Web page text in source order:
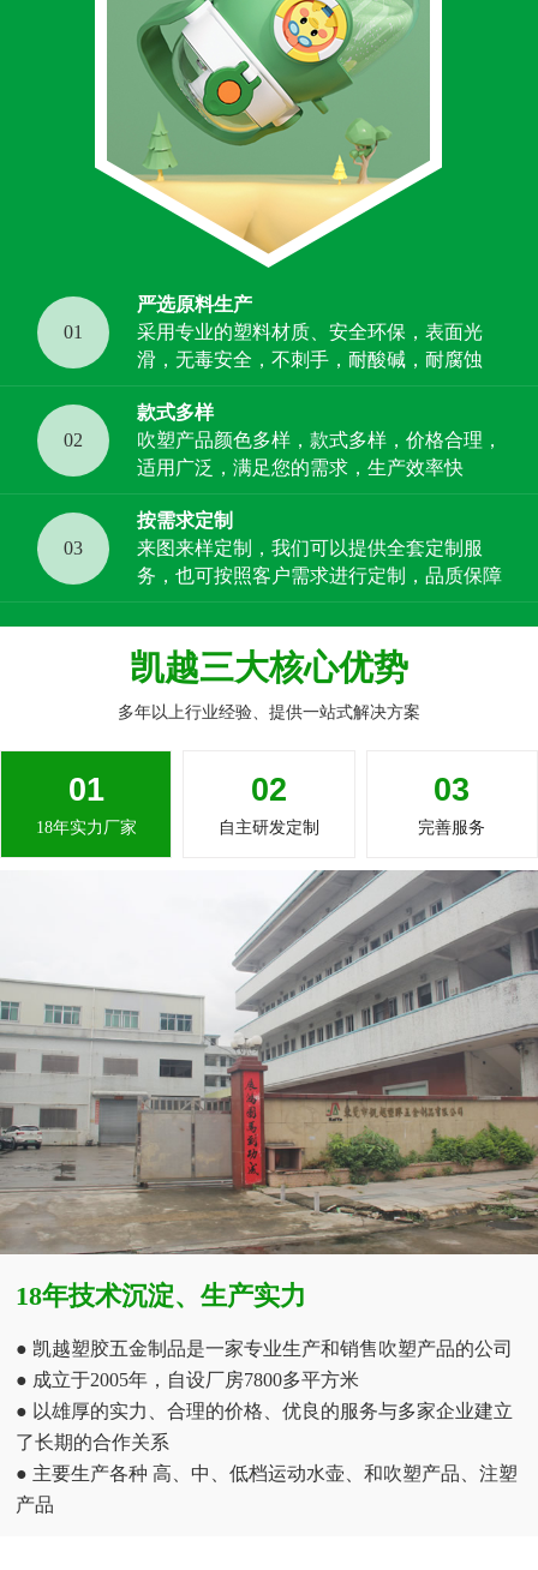
01
严选原料生产
采用专业的塑料材质、安全环保，表面光
滑，无毒安全，不刺手，耐酸碱，耐腐蚀
02
款式多样
吹塑产品颜色多样，款式多样，价格合理，
适用广泛，满足您的需求，生产效率快
03
按需求定制
来图来样定制，我们可以提供全套定制服
务，也可按照客户需求进行定制，品质保障
凯越三大核心优势
多年以上行业经验、提供一站式解决方案
01
18年实力厂家
02
自主研发定制
03
完善服务
18年技术沉淀、生产实力
● 凯越塑胶五金制品是一家专业生产和销售吹塑产品的公司
● 成立于2005年，自设厂房7800多平方米
● 以雄厚的实力、合理的价格、优良的服务与多家企业建立
了长期的合作关系
● 主要生产各种 高、中、低档运动水壶、和吹塑产品、注塑
产品